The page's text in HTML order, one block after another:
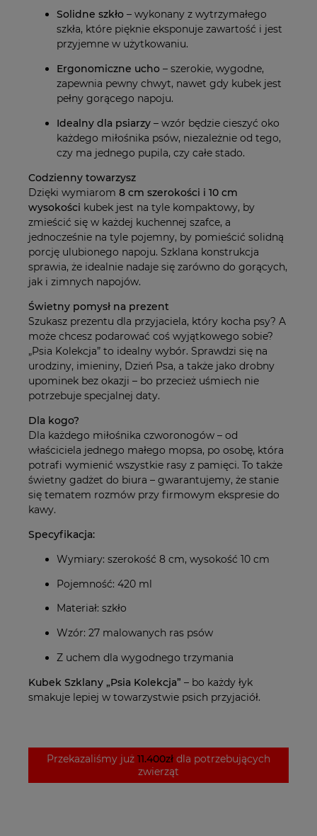
Solidne szkło – wykonany z wytrzymałego
szkła, które pięknie eksponuje zawartość i jest
przyjemne w użytkowaniu.
Ergonomiczne ucho – szerokie, wygodne,
zapewnia pewny chwyt, nawet gdy kubek jest
pełny gorącego napoju.
Idealny dla psiarzy – wzór będzie cieszyć oko
każdego miłośnika psów, niezależnie od tego,
czy ma jednego pupila, czy całe stado.
Codzienny towarzysz
Dzięki wymiarom 8 cm szerokości i 10 cm
wysokości kubek jest na tyle kompaktowy, by
zmieścić się w każdej kuchennej szafce, a
jednocześnie na tyle pojemny, by pomieścić solidną
porcję ulubionego napoju. Szklana konstrukcja
sprawia, że idealnie nadaje się zarówno do gorących,
jak i zimnych napojów.
Świetny pomysł na prezent
Szukasz prezentu dla przyjaciela, który kocha psy? A
może chcesz podarować coś wyjątkowego sobie?
„Psia Kolekcja” to idealny wybór. Sprawdzi się na
urodziny, imieniny, Dzień Psa, a także jako drobny
upominek bez okazji – bo przecież uśmiech nie
potrzebuje specjalnej daty.
Dla kogo?
Dla każdego miłośnika czworonogów – od
właściciela jednego małego mopsa, po osobę, która
potrafi wymienić wszystkie rasy z pamięci. To także
świetny gadżet do biura – gwarantujemy, że stanie
się tematem rozmów przy firmowym ekspresie do
kawy.
Specyfikacja:
Wymiary: szerokość 8 cm, wysokość 10 cm
Pojemność: 420 ml
Materiał: szkło
Wzór: 27 malowanych ras psów
Z uchem dla wygodnego trzymania
Kubek Szklany „Psia Kolekcja” – bo każdy łyk
smakuje lepiej w towarzystwie psich przyjaciół.
Przekazaliśmy już 11.400zł dla potrzebujących
zwierząt